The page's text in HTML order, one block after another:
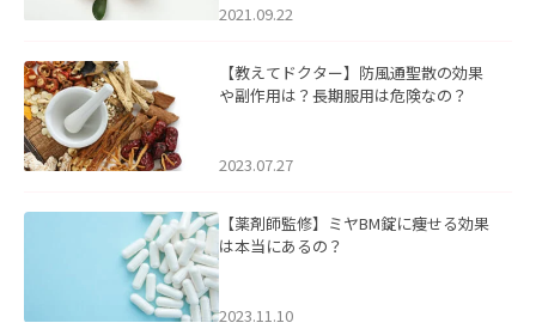
2021.09.22
【教えてドクター】防風通聖散の効果
や副作用は？長期服用は危険なの？
2023.07.27
【薬剤師監修】ミヤBM錠に痩せる効果
は本当にあるの？
2023.11.10